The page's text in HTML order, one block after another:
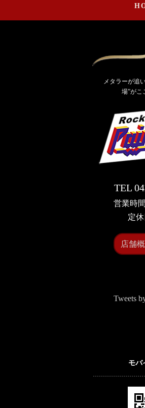
メタラーが追
場”がこ
TEL
営業時
定
店舗
Tweets
モバ